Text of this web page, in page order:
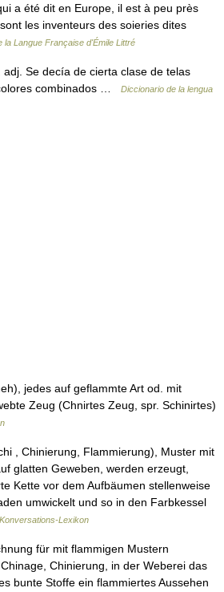
a été dit en Europe, il est à peu près
les inventeurs des soieries dites
la Langue Française d'Émile Littré
Se decía de cierta clase de telas
combinados …
Diccionario de la lengua
jedes auf geflammte Art od. mit
Zeug (Chnirtes Zeug, spr. Schinirtes)
, Chinierung, Flammierung), Muster mit
glatten Geweben, werden erzeugt,
Kette vor dem Aufbäumen stellenweise
umwickelt und so in den Farbkessel
Lexikon
für mit flammigen Mustern
Chinierung, in der Weberei das
bunte Stoffe ein flammiertes Aussehen